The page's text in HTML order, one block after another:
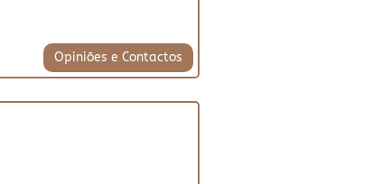
Opiniões e Contactos